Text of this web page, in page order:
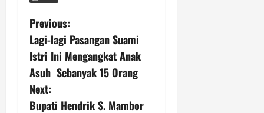
P
o
s
t
Previous:
Lagi-lagi Pasangan Suami
Istri Ini Mengangkat Anak
Asuh Sebanyak 15 Orang
Next:
Bupati Hendrik S. Mambor